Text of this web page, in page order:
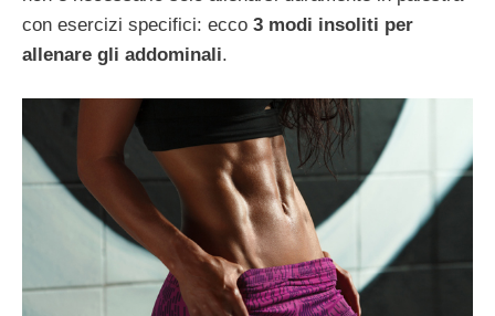
con esercizi specifici: ecco 3 modi insoliti per
allenare gli addominali.